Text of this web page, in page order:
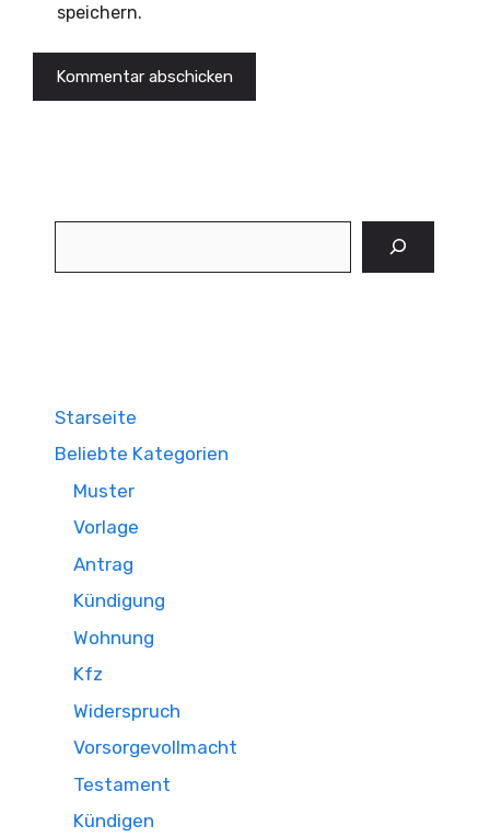
speichern.
Starseite
Beliebte Kategorien
Muster
Vorlage
Antrag
Kündigung
Wohnung
Kfz
Widerspruch
Vorsorgevollmacht
Testament
Kündigen